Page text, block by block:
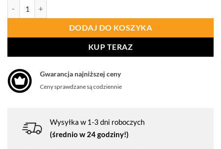
DODAJ DO KOSZYKA
KUP TERAZ
Gwarancja najniższej ceny
Ceny sprawdzane są codziennie
Wysyłka w 1-3 dni roboczych
(średnio w 24 godziny!)